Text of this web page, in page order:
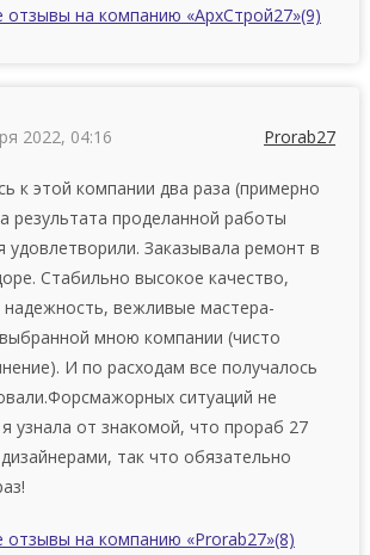
отзывы на компанию «АрхСтрой27»(9)
2022, 04:16 Prorab27
к этой компании два раза (примерно
результата проделанной работы
Заказывала ремонт в
Стабильно высокое качество,
надежность, вежливые мастера-
мною компании (чисто
И по расходам все получалось
ситуаций не
узнала от знакомой, что прораб 27
так что обязательно
отзывы на компанию «Prorab27»(8)